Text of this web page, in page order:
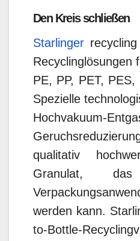
Den Kreis schließen
Starlinger
Recyclinglösungen
PE, PP, PET,
Spezielle
Hochvakuum-
qualitativ
Granulat,
werden kann.
to-Bottle-